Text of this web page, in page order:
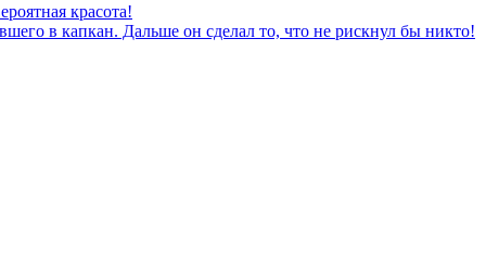
красота!
в капкан. Дальше он сделал то, что не рискнул бы никто!